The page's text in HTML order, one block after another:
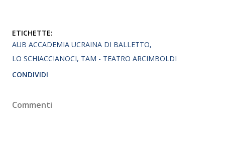
ETICHETTE:
AUB ACCADEMIA UCRAINA DI BALLETTO
LO SCHIACCIANOCI TAM - TEATRO ARCIMBOLDI
CONDIVIDI
Commenti